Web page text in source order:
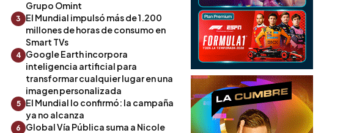
Grupo Omint
3
El Mundial impulsó más de 1.200
millones de horas de consumo en
Smart TVs
4 Google Earth incorpora
inteligencia artificial para
transformar cualquier lugar en una
imagen personalizada
5
El Mundial lo confirmó: la campaña
ya no alcanza
6
Global Vía Pública suma a Nicole